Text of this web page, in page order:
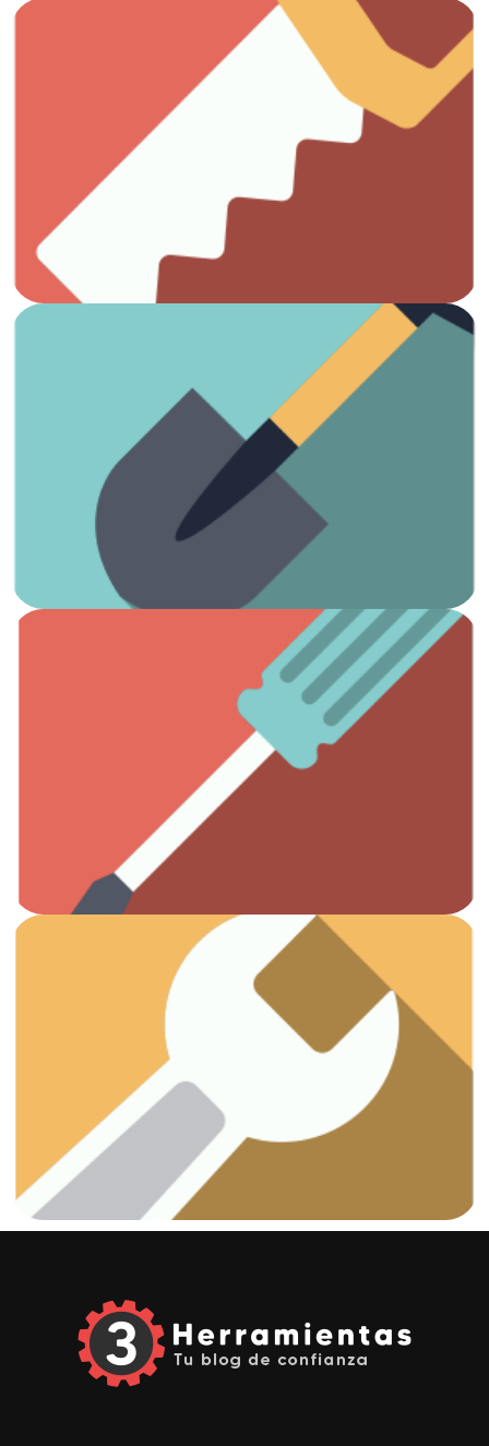
Carpintería
Todo lo que necesitas para el trabajo con madera.
Jardinería
¡Es hora de arreglar el jardín!
Ver artículos
Otros
Todas las herramientas que necesitas.
Ver artículos
Fontanería
¡Vamos a arreglar esas fugas!
Ver artículos